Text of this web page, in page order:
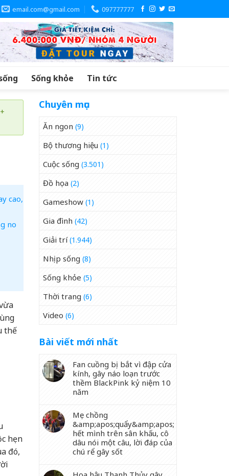
email.com@gmail.com 097777777
Sống khỏe Tin tức
cao,
no
thế
hẹn
đó,
Chuyên mục
Ăn ngon (9)
Bộ thương hiệu (1)
Cuộc sống (3.501)
Đồ họa (2)
Gameshow (1)
Gia đình (42)
Giải trí(1.944)
Nhịp sống (8)
Sống khỏe (5)
Thời trang (6)
Video (6)
Bài viết mới nhất
Fan cuồng bị bắt vì đập cửa
kính, gây náo loạn trước
thềm BlackPink kỷ niệm 10
năm
Mẹ chồng
&amp;apos;quẩy&amp;apos;
hết mình trên sân khấu, cô
dâu nói một câu, lời đáp của
chú rể gây sốt